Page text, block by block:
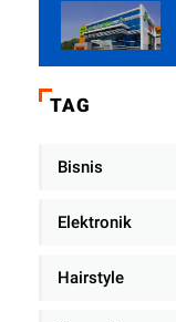
TAG
Bisnis
Elektronik
Hairstyle